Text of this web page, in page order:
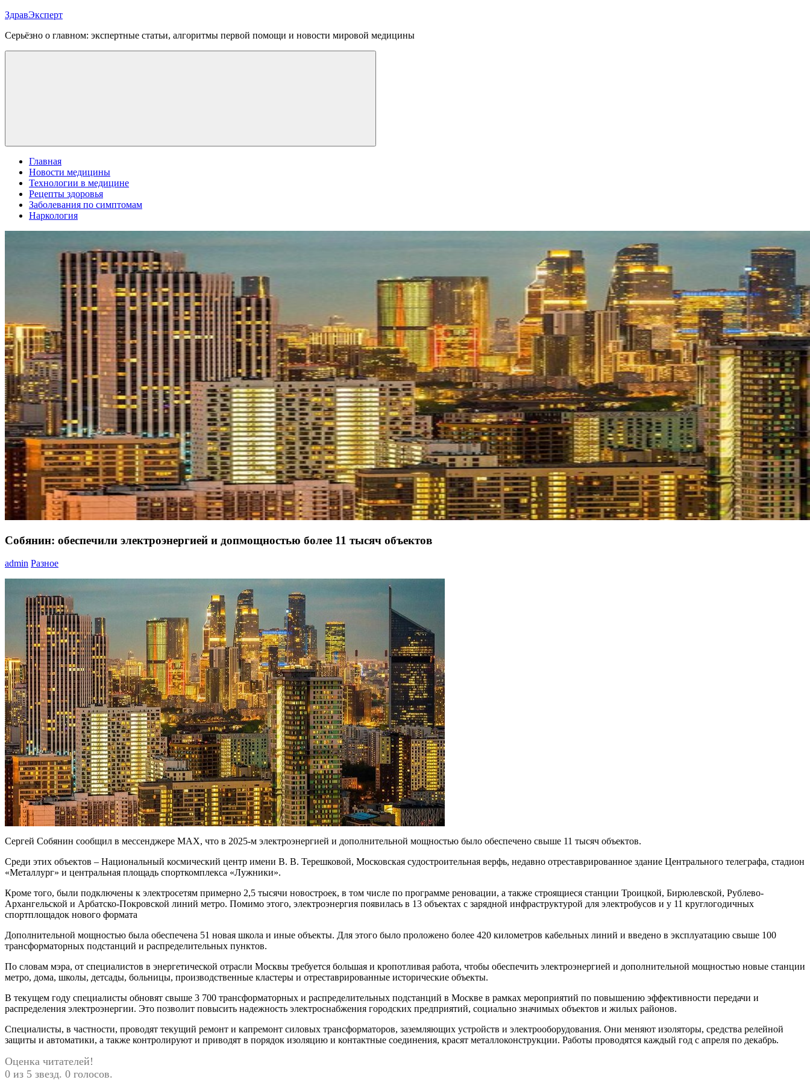
Перейти
содержимому
ЗдравЭксперт
Серьёзно о главном: экспертные статьи, алгоритмы первой помощи и новости мировой медицины
Меню
Главная
Новости медицины
Технологии в медицине
Рецепты здоровья
Заболевания по симптомам
Наркология
Собянин: обеспечили электроэнергией и допмощностью более 11 тысяч объектов
admin Разное
Сергей Собянин сообщил в мессенджере MAX, что в 2025-м электроэнергией и дополнительной мощностью было обеспечено свыше 11 тысяч объектов.
Среди этих объектов – Национальный космический центр имени В. В. Терешковой, Московская судостроительная верфь, недавно отреставрированное здание Центрального телеграфа, стадион
«Металлург» и центральная площадь спорткомплекса «Лужники».
Кроме того, были подключены к электросетям примерно 2,5 тысячи новостроек, в том числе по программе реновации, а также строящиеся станции Троицкой, Бирюлевской, Рублево-
Архангельской и Арбатско-Покровской линий метро. Помимо этого, электроэнергия появилась в 13 объектах с зарядной инфраструктурой для электробусов и у 11 круглогодичных
спортплощадок нового формата
Дополнительной мощностью была обеспечена 51 новая школа и иные объекты. Для этого было проложено более 420 километров кабельных линий и введено в эксплуатацию свыше 100
трансформаторных подстанций и распределительных пунктов.
По словам мэра, от специалистов в энергетической отрасли Москвы требуется большая и кропотливая работа, чтобы обеспечить электроэнергией и дополнительной мощностью новые станции
метро, дома, школы, детсады, больницы, производственные кластеры и отреставрированные исторические объекты.
В текущем году специалисты обновят свыше 3 700 трансформаторных и распределительных подстанций в Москве в рамках мероприятий по повышению эффективности передачи и
распределения электроэнергии. Это позволит повысить надежность электроснабжения городских предприятий, социально значимых объектов и жилых районов.
Специалисты, в частности, проводят текущий ремонт и капремонт силовых трансформаторов, заземляющих устройств и электрооборудования. Они меняют изоляторы, средства релейной
защиты и автоматики, а также контролируют и приводят в порядок изоляцию и контактные соединения, красят металлоконструкции. Работы проводятся каждый год с апреля по декабрь.
Оценка читателей!
0 из 5 звезд. 0 голосов.